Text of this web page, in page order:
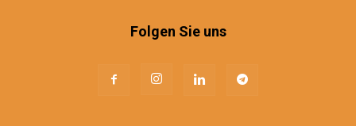
Folgen Sie uns